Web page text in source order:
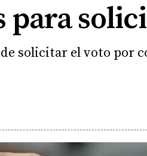
para
solicitar el voto